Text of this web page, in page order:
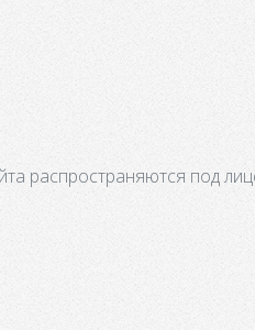
распространяются под